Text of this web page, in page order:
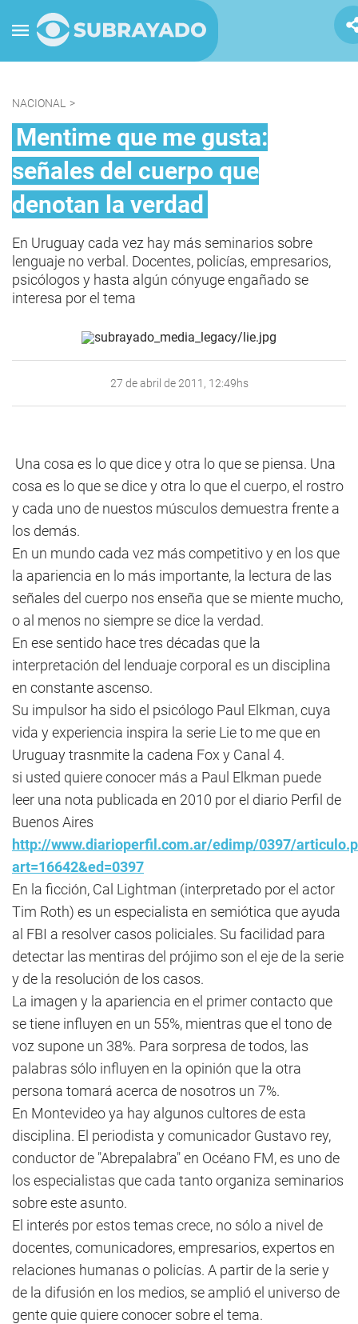
NACIONAL >
Mentime que me gusta:
señales del cuerpo que
denotan la verdad
En Uruguay cada vez hay más seminarios sobre
lenguaje no verbal. Docentes, policías, empresarios,
psicólogos y hasta algún cónyuge engañado se
interesa por el tema
27 de abril de 2011, 12:49hs
Una cosa es lo que dice y otra lo que se piensa. Una
cosa es lo que se dice y otra lo que el cuerpo, el rostro
y cada uno de nuestos músculos demuestra frente a
los demás.
En un mundo cada vez más competitivo y en los que
la apariencia en lo más importante, la lectura de las
señales del cuerpo nos enseña que se miente mucho,
o al menos no siempre se dice la verdad.
En ese sentido hace tres décadas que la
interpretación del lenduaje corporal es un disciplina
en constante ascenso.
Su impulsor ha sido el psicólogo Paul Elkman, cuya
vida y experiencia inspira la serie Lie to me que en
Uruguay trasnmite la cadena Fox y Canal 4.
si usted quiere conocer más a Paul Elkman puede
leer una nota publicada en 2010 por el diario Perfil de
Buenos Aires
http://www.diarioperfil.com.ar/edimp/0397/
art=16642&ed=0397
En la ficción, Cal Lightman (interpretado por el actor
Tim Roth) es un especialista en semiótica que ayuda
al FBI a resolver casos policiales. Su facilidad para
detectar las mentiras del prójimo son el eje de la serie
y de la resolución de los casos.
La imagen y la apariencia en el primer contacto que
se tiene influyen en un 55%, mientras que el tono de
voz supone un 38%. Para sorpresa de todos, las
palabras sólo influyen en la opinión que la otra
persona tomará acerca de nosotros un 7%.
En Montevideo ya hay algunos cultores de esta
disciplina. El periodista y comunicador Gustavo rey,
conductor de "Abrepalabra" en Océano FM, es uno de
los especialistas que cada tanto organiza seminarios
sobre este asunto.
El interés por estos temas crece, no sólo a nivel de
docentes, comunicadores, empresarios, expertos en
relaciones humanas o policías. A partir de la serie y
de la difusión en los medios, se amplió el universo de
gente quie quiere conocer sobre el tema.